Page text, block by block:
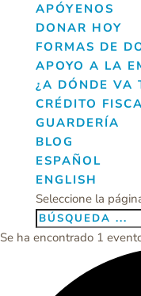
APÓYENOS
DONAR HOY
FORMAS DE
APOYO A LA
¿A DÓNDE VA
CRÉDITO
GUARDERÍA
BLOG
ESPAÑOL
ENGLISH
Seleccione la
Se ha encontrado 1